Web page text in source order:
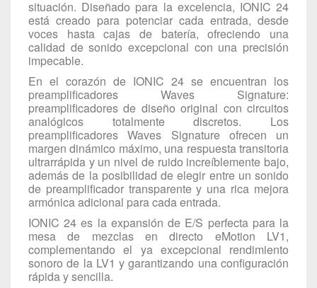
situación. Diseñado para la excelencia, IONIC 24
está creado para potenciar cada entrada, desde
voces hasta cajas de batería, ofreciendo una
calidad de sonido excepcional con una precisión
impecable.
En el corazón de IONIC 24 se encuentran los
preamplificadores Waves Signature:
preamplificadores de diseño original con circuitos
analógicos totalmente discretos. Los
preamplificadores Waves Signature ofrecen un
margen dinámico máximo, una respuesta transitoria
ultrarrápida y un nivel de ruido increíblemente bajo,
además de la posibilidad de elegir entre un sonido
de preamplificador transparente y una rica mejora
armónica adicional para cada entrada.
IONIC 24 es la expansión de E/S perfecta para la
mesa de mezclas en directo eMotion LV1,
complementando el ya excepcional rendimiento
sonoro de la LV1 y garantizando una configuración
rápida y sencilla.